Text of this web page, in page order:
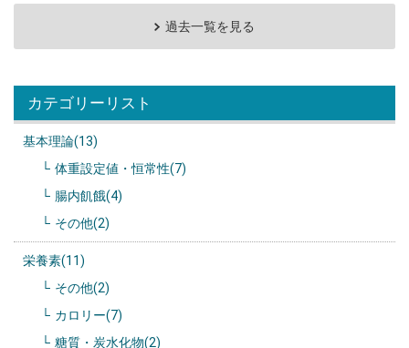
過去一覧を見る
カテゴリーリスト
基本理論(13)
体重設定値・恒常性(7)
腸内飢餓(4)
その他(2)
栄養素(11)
その他(2)
カロリー(7)
糖質・炭水化物(2)